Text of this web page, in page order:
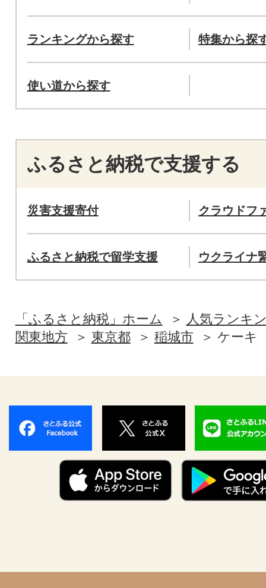
ランキングから探す 特集から探
使い道から探す
ふるさと納税で支援する
災害支援寄付 クラウドフ
ふるさと納税で留学支援 ウクライナ
「ふるさと納税」ホーム
人気ランキ
関東地方
東京都 稲城市 ケーキ